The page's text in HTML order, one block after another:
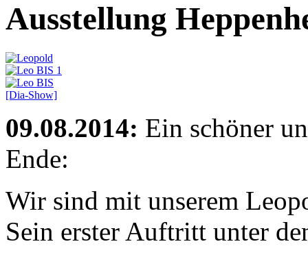
Ausstellung
[Dia-Show]
09.08.2014: Ein schöner
Ende:
Wir sind mit unserem
Sein erster Auftritt unter